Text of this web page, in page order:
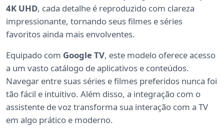
4K UHD, cada detalhe é reproduzido com clareza
impressionante, tornando seus filmes e séries
favoritos ainda mais envolventes.
Equipado com Google TV, este modelo oferece acesso
a um vasto catálogo de aplicativos e conteúdos.
Navegar entre suas séries e filmes preferidos nunca foi
tão fácil e intuitivo. Além disso, a integração com o
assistente de voz transforma sua interação com a TV
em algo prático e moderno.